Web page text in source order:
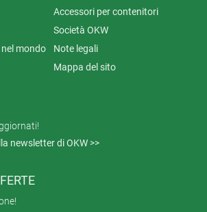
Accessori per contenitori
Società OKW
mondo
Note legali
Mappa del sito
newsletter di OKW >>